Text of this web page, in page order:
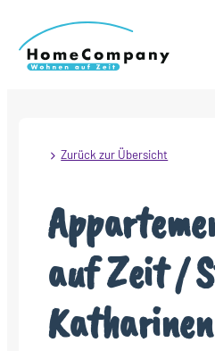
Zurück zur Übersicht
auf Zeit /
Katharinen